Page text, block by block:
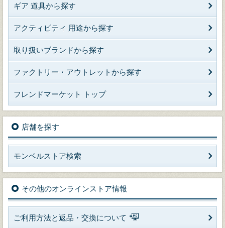
ギア 道具から探す
アクティビティ 用途から探す
取り扱いブランドから探す
ファクトリー・アウトレットから探す
フレンドマーケット トップ
店舗を探す
モンベルストア検索
その他のオンラインストア情報
ご利用方法と返品・交換について